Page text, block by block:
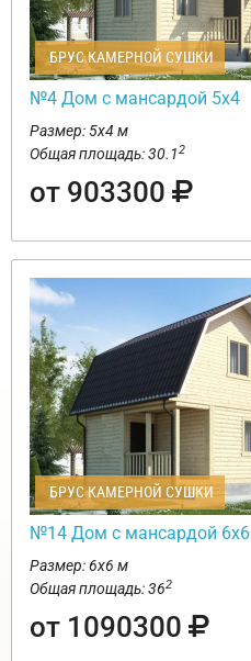
БРУС КАМЕРНОЙ СУШКИ
№4 Дом с мансардой 5х4
Размер: 5х4 м
Общая площадь: 30.12
от 903300
БРУС КАМЕРНОЙ СУШКИ
№14 Дом с мансардой 6х6
Размер: 6х6 м
Общая площадь: 362
от 1090300